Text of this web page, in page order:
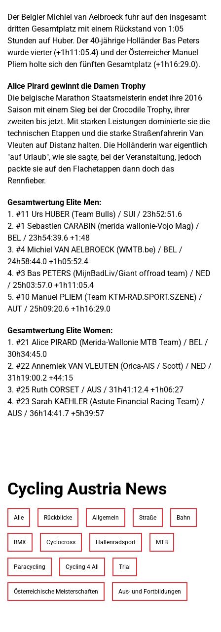
Der Belgier Michiel van Aelbroeck fuhr auf den insgesamt
dritten Gesamtplatz mit einem Rückstand von 1:05
Stunden auf Huber. Der 40-jährige Holländer Bas Peters
wurde vierter (+1h11:05.4) und der Österreicher Manuel
Pliem holte sich den fünften Gesamtplatz (+1h16:29.0).
Alice Pirard gewinnt die Damen Trophy
Die belgische Marathon Staatsmeisterin endet ihre 2016
Saison mit einem Sieg bei der Crocodile Trophy, ihrer
zweiten bis jetzt. Mit starken Leistungen dominierte sie die
technischen Etappen und die starke Straßenfahrerin Van
Vleuten auf Distanz halten. Die Holländerin war eigentlich
"auf Urlaub", wie sie sagte, bei der Veranstaltung, jedoch
packte sie auf den Flachetappen dann doch das
Rennfieber.
Gesamtwertung Elite Men:
1. #11 Urs HUBER (Team Bulls) / SUI / 23h52:51.6
2. #1 Sebastien CARABIN (merida wallonie-Vojo Mag) /
BEL / 23h54:39.6 +1:48
3. #4 Michiel VAN AELBROECK (WMTB.be) / BEL /
24h58:44.0 +1h05:52.4
4. #3 Bas PETERS (MijnBadLiv/Giant offroad team) / NED
/ 25h03:57.0 +1h11:05.4
5. #10 Manuel PLIEM (Team KTM-RAD.SPORT.SZENE) /
AUT / 25h09:20.6 +1h16:29.0
Gesamtwertung Elite Women:
1. #21 Alice PIRARD (Merida-Wallonie MTB Team) / BEL /
30h34:45.0
2. #22 Annemiek VAN VLEUTEN (Orica-AIS / Scott) / NED /
31h19:00.2 +44:15
3. #25 Ruth CORSET / AUS / 31h41:12.4 +1h06:27
4. #23 Sarah KAEHLER (Astute Financial Racing Team) /
AUS / 36h14:41.7 +5h39:57
Cycling Austria News
Alle Rückblicke Allgemein Straße Bahn
BMX Cyclocross Hallenradsport MTB
Paracycling Cycling 4 All Trial
Österreichische Meisterschaften Aus- und Fortbildungen